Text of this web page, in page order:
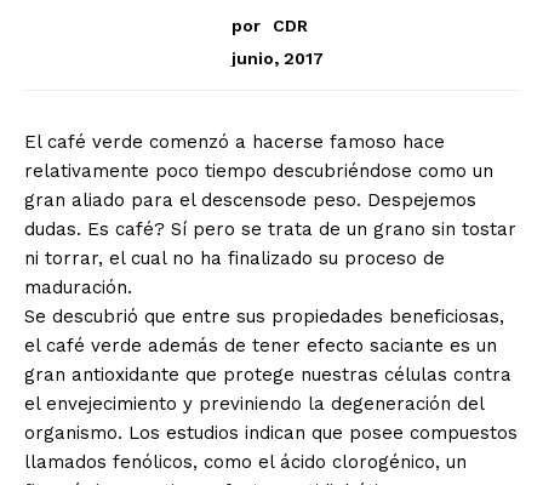
por
CDR
junio, 2017
El café verde comenzó a hacerse famoso hace
relativamente poco tiempo descubriéndose como un
gran aliado para el descensode peso. Despejemos
dudas. Es café? Sí pero se trata de un grano sin tostar
ni torrar, el cual no ha finalizado su proceso de
maduración.
Se descubrió que entre sus propiedades beneficiosas,
el café verde además de tener efecto saciante es un
gran antioxidante que protege nuestras células contra
el envejecimiento y previniendo la degeneración del
organismo. Los estudios indican que posee compuestos
llamados fenólicos, como el ácido clorogénico, un